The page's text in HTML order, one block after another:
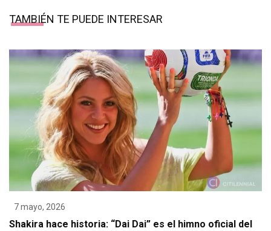
TAMBIÉN TE PUEDE INTERESAR
7 mayo, 2026
Shakira hace historia: “Dai Dai” es el himno oficial del